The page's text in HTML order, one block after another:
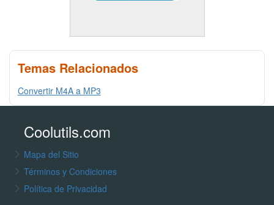
Temas Relacionados
Convertir M4A a MP3
Coolutils.com
Mapa del Sitio
Términos y Condiciones
Política de Privacidad